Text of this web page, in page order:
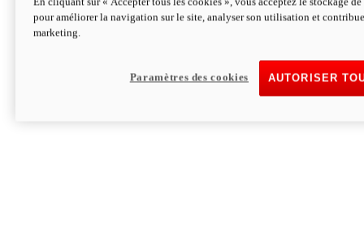
Hypermotard V2 SP 100
Découvrez-le
pour améliorer la navigation sur le site, analyser son utilisation et
marketing.
AUTORISER
Paramètres des cookies